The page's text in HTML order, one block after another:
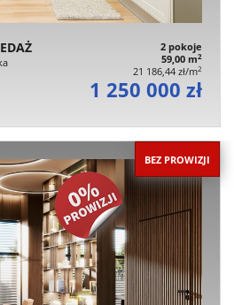
2 pokoje
59,00 m2
21 186,44 zł/m2
1 250 000 zł
BEZ PROWIZJI